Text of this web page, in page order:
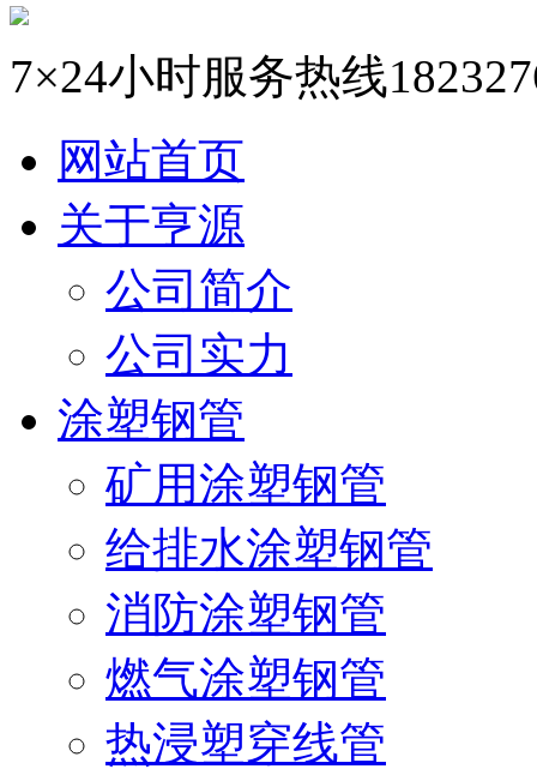
7×24小时服务热线
网站首页
关于亨源
公司简介
公司实力
涂塑钢管
矿用涂塑钢管
给排水涂塑钢管
消防涂塑钢管
燃气涂塑钢管
热浸塑穿线管